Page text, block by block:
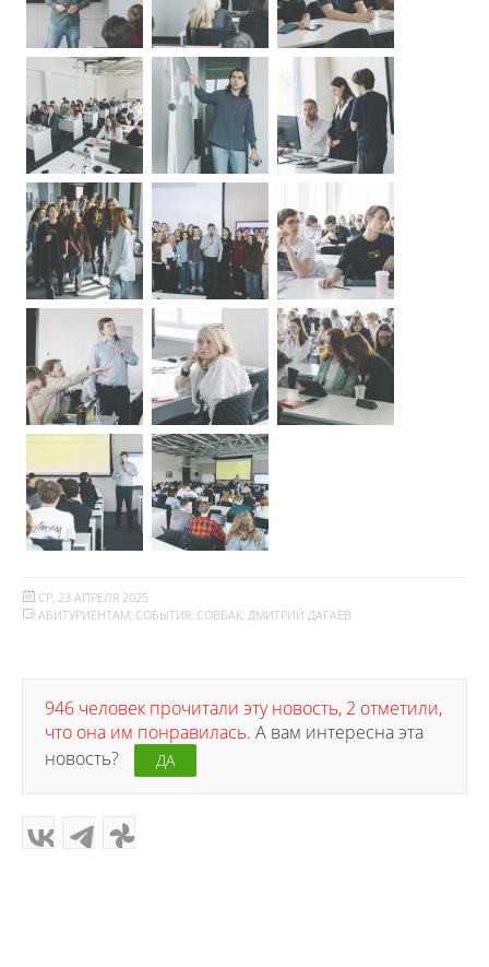
СР, 23 АПРЕЛЯ 2025
АБИТУРИЕНТАМ, СОБЫТИЯ, СОВБАК, ДМИТРИЙ ДАГАЕВ
946 человек прочитали эту новость, 2 отметили,
что она им понравилась. А вам интересна эта
новость?
ДА